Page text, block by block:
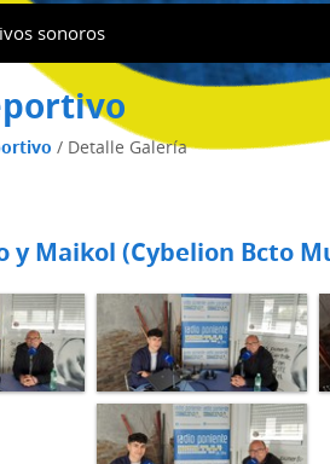
sonoros
/ Detalle Galería
Maikol (Cybelion Bcto